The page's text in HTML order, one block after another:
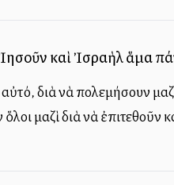
καὶ Ἰσραὴλ ἅμα
διὰ νὰ πολεμήσουν
μαζὶ διὰ νὰ ἐπιτεθοῦν